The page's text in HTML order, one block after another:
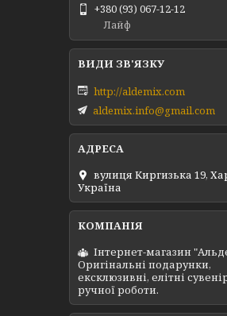
+380 (93) 067-12-12
Лайф
http://aldemix.com
aldemix.info@gmail.com
вулиця Киргизька 19,
Україна
Інтернет-магазин
Оригінальні подарунки,
ексклюзивні, елітні
ручної роботи.